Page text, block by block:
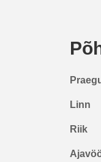
Linn
Riik